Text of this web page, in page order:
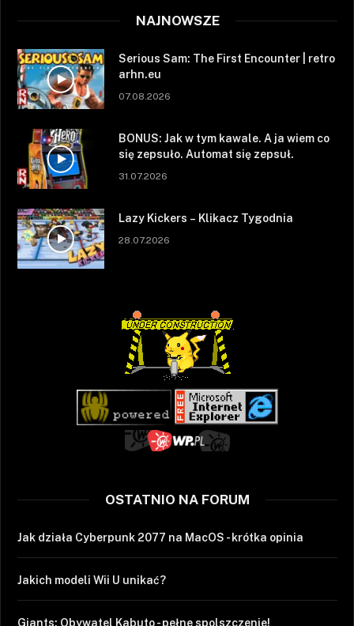
NAJNOWSZE
Serious Sam: The First Encounter | retro
arhn.eu
07.08.2026
BONUS: Jak w tym kawale. A ja wiem co
się zepsuło. Automat się zepsuł.
31.07.2026
Lazy Kickers – Klikacz Tygodnia
28.07.2026
OSTATNIO NA FORUM
Jak działa Cyberpunk 2077 na MacOS - krótka opinia
Jakich modeli Wii U unikać?
Giants: Obywatel Kabuto - pełne spolszczenie!